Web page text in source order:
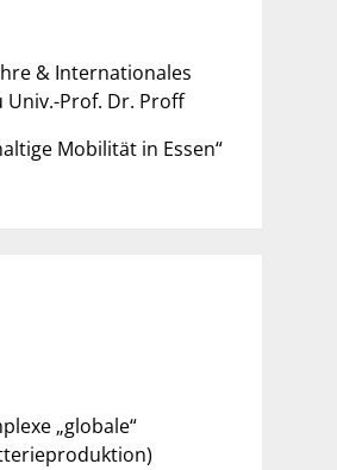
& Internationales
Prof. Dr. Proff
Mobilität in Essen“
„globale“